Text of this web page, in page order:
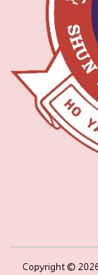
Copyright © 2026.